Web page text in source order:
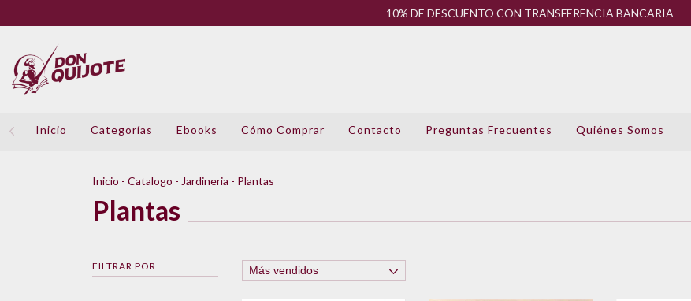
10% DE DESCUENTO CON TRANSFERENCIA BANCARIA
Inicio Categorías Ebooks Cómo Comprar Contacto Preguntas Frecuentes Quiénes Somos
Inicio - Catalogo - Jardineria - Plantas
Plantas
FILTRAR POR